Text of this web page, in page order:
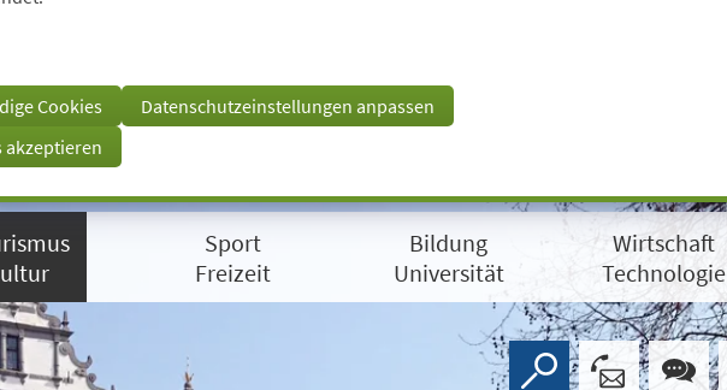
Cookies
Datenschutzeinstellungen anpassen
akzeptieren
Sport
Freizeit
Bildung
Universität
Wirtschaft
Technologie